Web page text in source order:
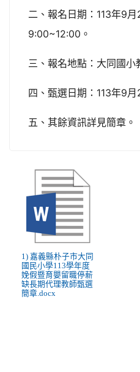
二、報名日期：113年9月
9:00~12:00。
三、報名地點：大同國小
四、甄選日期：113年9
五、其餘資訊詳見簡章。
1) 嘉義縣朴子市大同
國民小學113學年度
娩假暨育嬰留職停薪
缺長期代理教師甄選
簡章.docx